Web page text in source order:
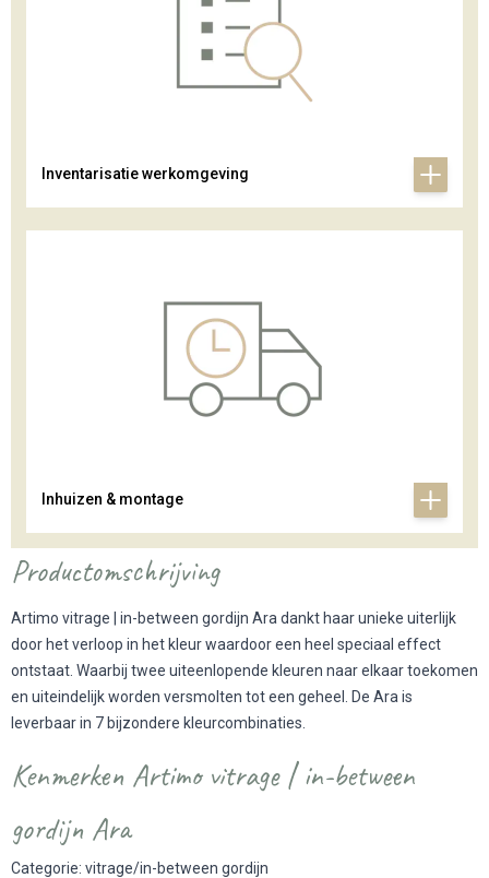
Inventarisatie werkomgeving
Inhuizen & montage
Productomschrijving
Artimo vitrage | in-between gordijn Ara dankt haar unieke uiterlijk
door het verloop in het kleur waardoor een heel speciaal effect
ontstaat. Waarbij twee uiteenlopende kleuren naar elkaar toekomen
en uiteindelijk worden versmolten tot een geheel. De Ara is
leverbaar in 7 bijzondere kleurcombinaties.
Kenmerken Artimo vitrage | in-between
gordijn Ara
Categorie: vitrage/in-between gordijn